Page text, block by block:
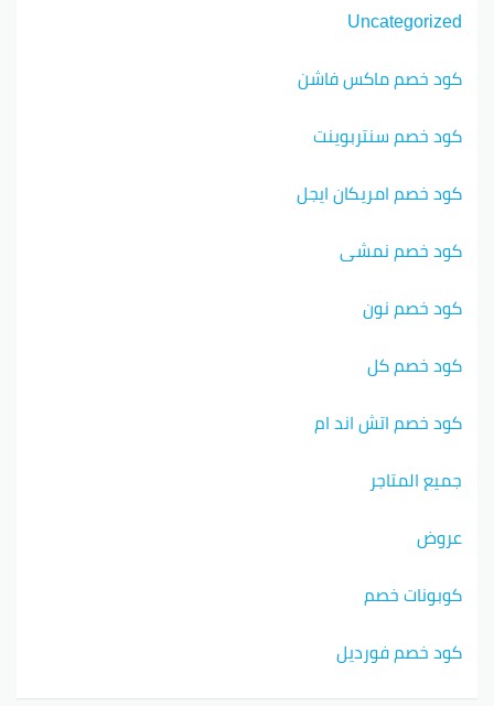
Uncategorized
كود خصم ماكس فاشن
كود خصم سنتربوينت
كود خصم امريكان ايجل
كود خصم نمشي
كود خصم نون
كود خصم كل
كود خصم اتش اند ام
جميع المتاجر
عروض
كوبونات خصم
كود خصم فورديل